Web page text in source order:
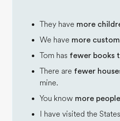
They have more
We have more
Tom has fewer books
There are fewer
mine.
You know more
I have visited the States